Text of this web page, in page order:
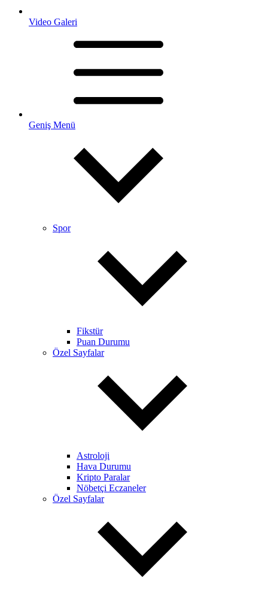
Video Galeri
Geniş Menü
Spor
Fikstür
Puan Durumu
Özel Sayfalar
Astroloji
Hava Durumu
Kripto Paralar
Nöbetçi Eczaneler
Özel Sayfalar